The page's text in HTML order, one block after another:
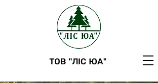
ТОВ "ЛІС ЮА"